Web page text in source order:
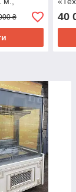
Б/у
₴ 40